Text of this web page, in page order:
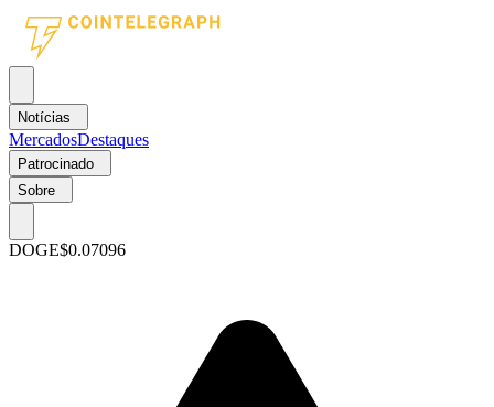
Notícias
MercadosDestaques
Patrocinado
Sobre
DOGE$0.07096